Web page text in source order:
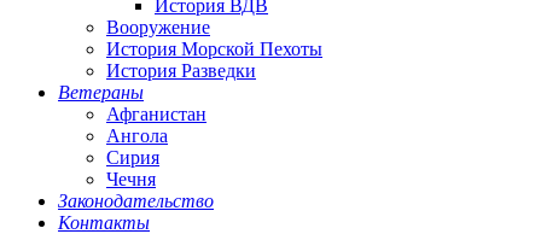
История ВДВ
Вооружение
История Морской Пехоты
История Разведки
Ветераны
Афганистан
Ангола
Сирия
Чечня
Законодательство
Контакты